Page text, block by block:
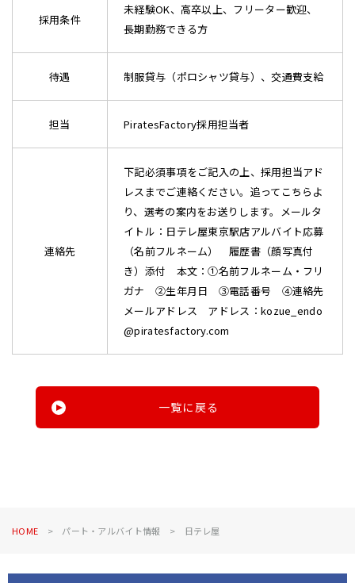
採用条件
未経験OK、高卒以上、フリーター歓迎、
長期勤務できる方
待遇 制服貸与（ポロシャツ貸与）、交通費支給
担当 PiratesFactory採用担当者
連絡先
下記必須事項をご記入の上、採用担当アド
レスまでご連絡ください。追ってこちらよ
り、選考の案内をお送りします。メールタ
イトル：日テレ屋東京駅店アルバイト応募
（名前フルネーム） 履歴書（顔写真付
き）添付 本文：①名前フルネーム・フリ
ガナ ➁生年月日 ③電話番号 ④連絡先
メールアドレス アドレス：kozue_endo
@piratesfactory.com
一覧に戻る
HOME パート・アルバイト情報 日テレ屋